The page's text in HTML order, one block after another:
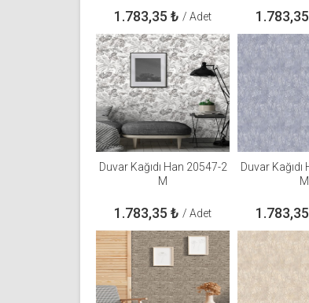
1.783,35 ₺ / Adet 1.783,35
Duvar Kağıdı Han 20547-2
M
1.783,35 ₺ / Adet
Duvar
M
1.783,35